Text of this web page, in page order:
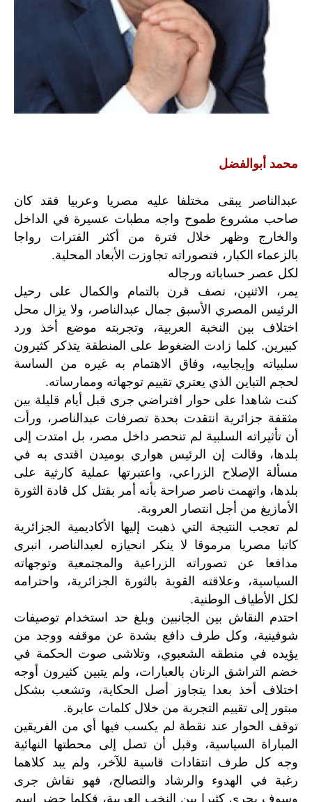
محمد أبوالفضل
عبدالناصر يبقى مختلفا عليه مصريا وعربيا فقد كان
صاحب مشروع طموح واجه مطبات عسيرة في الداخل
والخارج وظهر خلال فترة من أكثر الفترات رواجا
بالزعماء الكبار، فتصوراته تجاوزت الأبعاد المحلية.
لكل عصر حساباته ورجاله
يمر، الاثنين، نصف قرن بالتمام والكمال على رحيل
الرئيس المصري الأسبق جمال عبدالناصر، ولا يزال محل
اختلاف بين النخبة العربية، وتجربته موضع أخذ ورد
كبيرين. كلما زادت الضغوط على المنطقة يتذكر كثيرون
سلبياته وإيجابيه، وفاق الاهتمام به غيره من الساسة
لحجم التباين الذي يعتري تقييم توجهاته وممارساته.
كنت شاهدا على حوار افتراضي جرى قبل أيام قليلة بين
مثقفة جزائرية انتقدت بحدة تصرفات عبدالناصر، ورأت
أن تأثيراته السلبية لم تنحصر داخل مصر، بل امتدت إلى
بلدها، وقالت إن الرئيس هواري بوميدن اقتدى به في
مسألة الإصلاح الزراعي، واعتبرتها عملية كارثية على
بلدها، واتهمت ناصر صراحة بأنه أمر بقتل كل قادة الثورة
الأمازيغ من أجل انتصار العروبة.
لم تعجب النتيجة التي ذهبت إليها الأكاديمية الجزائرية
كاتبا مصريا مرموقا لا ينكر انحيازه لعبدالناصر، انبرى
مدافعا عن تصوراته الزراعية والمجتمعية وتوجهاته
السياسية، وعلاقته القوية بالثورة الجزائرية، واحترامه
لكل الأطياف الوطنية.
احتدم النقاش بين الجانبين وبلغ حد استخدام توصيفات
شوفينية، وكل طرف دافع بشدة عن موقفه ووجد من
يؤيده في منطقه الشعبوي، وتلاشى صوت الحكمة في
خضم التراشق الرنان بالعبارات، ولم يتبين كثيرون أوجه
اختلاف أخذ بعدا يتجاوز أصل الحكاية، وتشعب بشكل
مبتور إلى تقييم التجربة من خلال كلمات عابرة.
توقف الحوار عند نقطة لم يكسب فيها أي من الفريقين
المباراة السياسية، وقبل أن تصل إلى محطتها النهائية
وجه كل طرف انتقادات قاسية للآخر، ولم يبد كلاهما
رغبة في الهدوء والرشاد والتصالح، فهو نقاش جرى
وسوف يجري كثيرا بين النخب العربية، فكلما حضر اسم